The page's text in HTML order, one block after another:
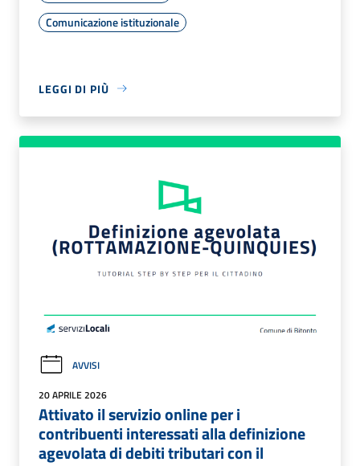
Comunicazione istituzionale
LEGGI DI PIÙ
AVVISI
20 APRILE 2026
Attivato il servizio online per i
contribuenti interessati alla definizione
agevolata di debiti tributari con il